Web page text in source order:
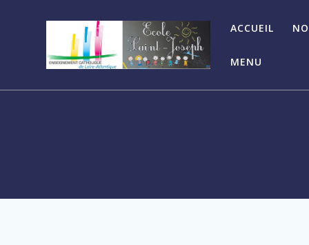
ACCUEIL
MENU